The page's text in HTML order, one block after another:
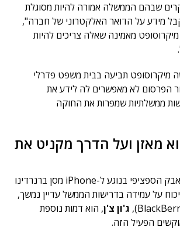
שבהם הממשלה אמורה להיות מסוגלת
מידע על הדואר האלקטרוני של חברה",
מיקרוסופט מאמינה שאלה צריכים להיות
מיקרוסופט תביעה בבית משפט פדרלי
הפרסום לא מאפשרים לה לידע את
ממשלתיות שמפרות את החוקה
מאזן ועל הדרך מקניט את
אם כן, למרות שהמאבק הספציפי בנוגע ל-iPhone מסן ברנרדינו
על עמידה בדרישות הממשל עדיין נמשך,
ג'ון צ'ן, הוא דמות נוספת
הפעיל הזה.